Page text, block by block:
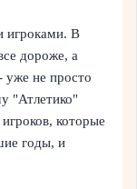
игроками. В
дороже, а
уже не просто
"Атлетико"
которые
годы, и